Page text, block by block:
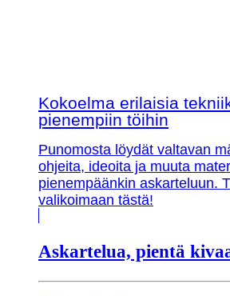
Kokoelma erilaisia
pienempiin töihin
Punomosta löydät valtavan
ohjeita, ideoita ja muuta
pienempäänkin askarteluun.
valikoimaan tästä!
Askartelua, pientä